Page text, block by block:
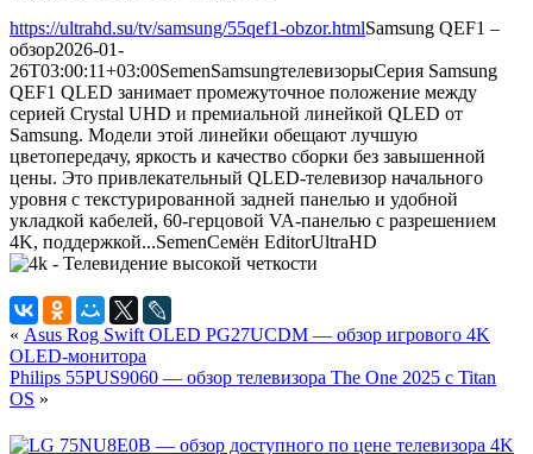
https://ultrahd.su/tv/samsung/55qef1-obzor.htmlSamsung QEF1 –
обзор2026-01-
26T03:00:11+03:00SemenSamsungтелевизорыСерия Samsung
QEF1 QLED занимает промежуточное положение между
серией Crystal UHD и премиальной линейкой QLED от
Samsung. Модели этой линейки обещают лучшую
цветопередачу, яркость и качество сборки без завышенной
цены. Это привлекательный QLED-телевизор начального
уровня с текстурированной задней панелью и удобной
укладкой кабелей, 60-герцовой VA-панелью с разрешением
4K, поддержкой...SemenСемён EditorUltraHD
« Asus Rog Swift OLED PG27UCDM — обзор игрового 4K
OLED-монитора
Philips 55PUS9060 — обзор телевизора The One 2025 с Titan
OS »